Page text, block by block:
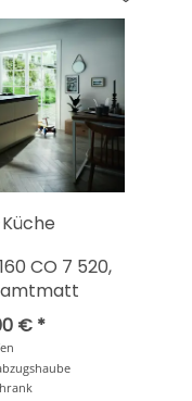
CO 7 520,
€ *